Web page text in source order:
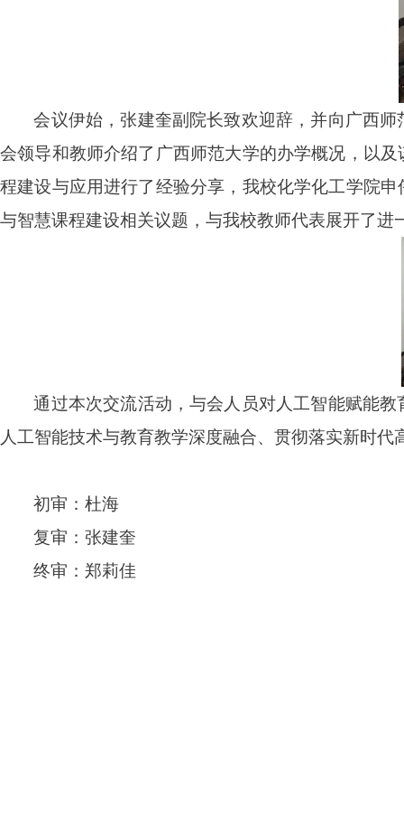
会议伊始，张建奎副院长致欢迎辞，并向广西
会领导和教师介绍了广西师范大学的办学概况，以
程建设与应用进行了经验分享，我校化学化工学院
与智慧课程建设相关议题，与我校教师代表展开了进
通过本次交流活动，与会人员对人工智能赋能
人工智能技术与教育教学深度融合、贯彻落实新时
初审：杜海
复审：张建奎
终审：郑莉佳